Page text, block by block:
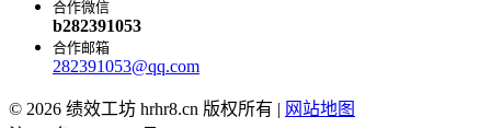
合作微信
b282391053
合作邮箱
282391053@qq.com
© 2026 绩效工坊 hrhr8.cn 版权所有 | 网站地图